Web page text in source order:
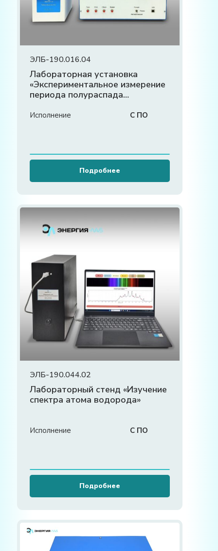
ЭЛБ-190.016.04
Лабораторная установка
«Экспериментальное измерение
периода полураспада
Исполнение С ПО
Подробнее
ЭЛБ-190.044.02
Лабораторный стенд «Изучение
спектра атома водорода»
Исполнение С ПО
Подробнее